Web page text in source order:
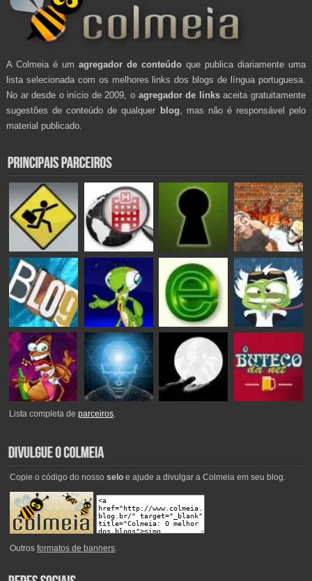
A Colmeia é um agregador de conteúdo que publica diariamente uma
lista selecionada com os melhores links dos blogs de língua portuguesa.
No ar desde o início de 2009, o agregador de linksaceita gratuitamente
sugestões de conteúdo de qualquer blog , mas não é responsável pelo
material publicado.
Lista completa deparceiros.
Copie o código do nosso seloe ajude a divulgar a Colmeia em seu blog.
Outros formatos de banners.